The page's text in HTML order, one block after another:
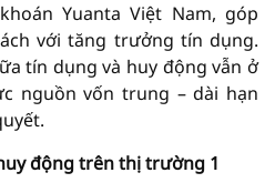
Yuanta Việt Nam, góp
với tăng trưởng tín dụng.
tín dụng và huy động vẫn ở
nguồn vốn trung – dài hạn
động trên thị trường 1